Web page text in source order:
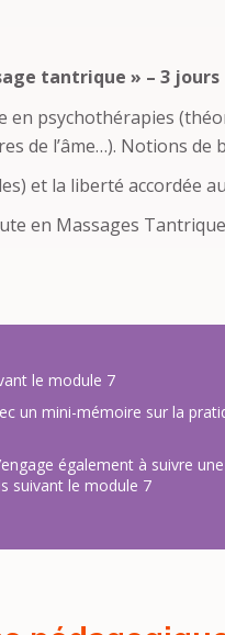
tantrique » – 3 jours
en psychothérapies
de l’âme…). Notions de
et la liberté accordée
en Massages
le module 7
un mini-mémoire sur la
également à suivre
suivant le module 7